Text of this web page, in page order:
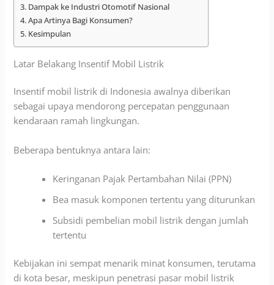
Dampak ke Industri Otomotif Nasional
Apa Artinya Bagi Konsumen?
Kesimpulan
Latar Belakang Insentif Mobil Listrik
Insentif mobil listrik di Indonesia awalnya diberikan
sebagai upaya mendorong percepatan penggunaan
kendaraan ramah lingkungan.
Beberapa bentuknya antara lain:
Keringanan Pajak Pertambahan Nilai (PPN)
Bea masuk komponen tertentu yang diturunkan
Subsidi pembelian mobil listrik dengan jumlah
tertentu
Kebijakan ini sempat menarik minat konsumen, terutama
di kota besar, meskipun penetrasi pasar mobil listrik